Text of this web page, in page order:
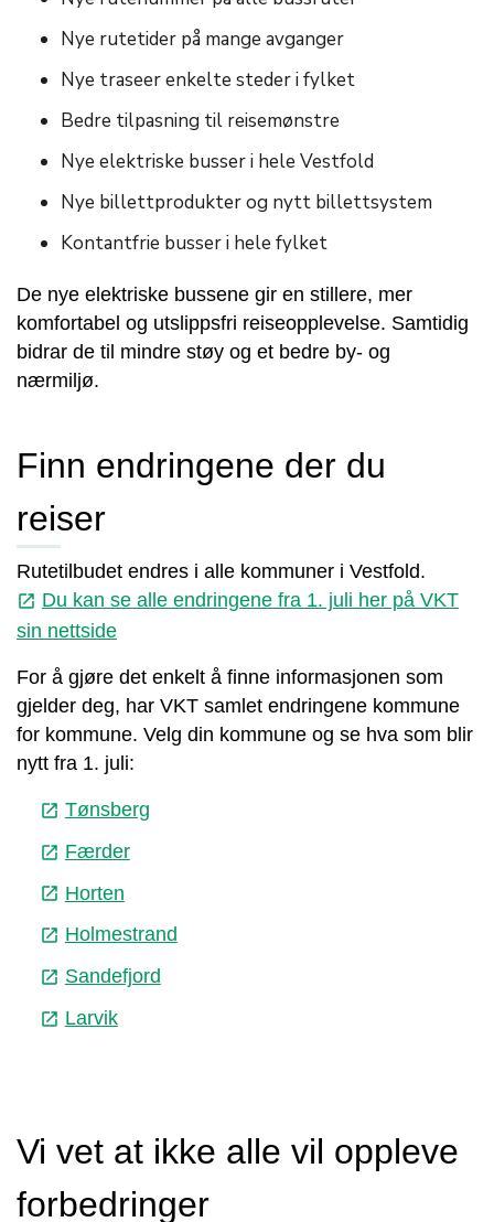
Nye rutetider på mange avganger
Nye traseer enkelte steder i fylket
Bedre tilpasning til reisemønstre
Nye elektriske busser i hele Vestfold
Nye billettprodukter og nytt billettsystem
Kontantfrie busser i hele fylket
De nye elektriske bussene gir en stillere, mer
komfortabel og utslippsfri reiseopplevelse. Samtidig
bidrar de til mindre støy og et bedre by- og
nærmiljø.
Finn endringene der du
reiser
Rutetilbudet endres i alle kommuner i Vestfold.
launch Du kan se alle endringene fra 1. juli her på VKT
sin nettside
For å gjøre det enkelt å finne informasjonen som
gjelder deg, har VKT samlet endringene kommune
for kommune. Velg din kommune og se hva som blir
nytt fra 1. juli:
launch Tønsberg
launch Færder
launch Horten
launch Holmestrand
launch Sandefjord
launch Larvik
Vi vet at ikke alle vil oppleve
forbedringer